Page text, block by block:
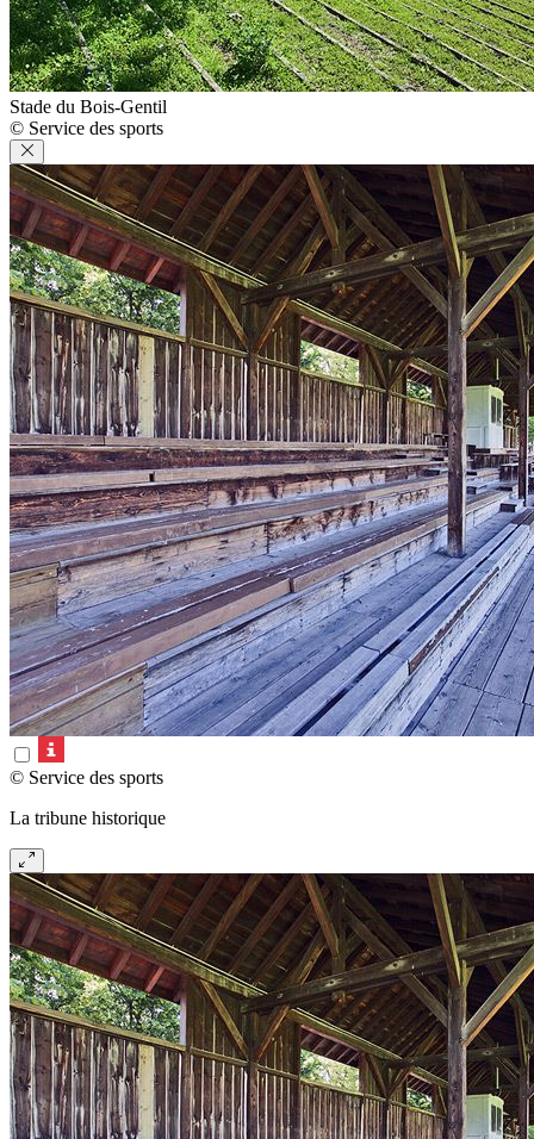
Stade du Bois-Gentil
© Service des sports
© Service des sports
La tribune historique